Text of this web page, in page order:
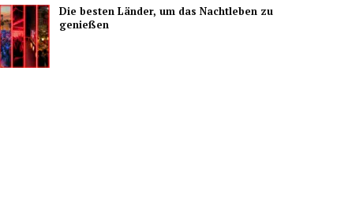
Die besten Länder, um das Nachtleben zu
genießen